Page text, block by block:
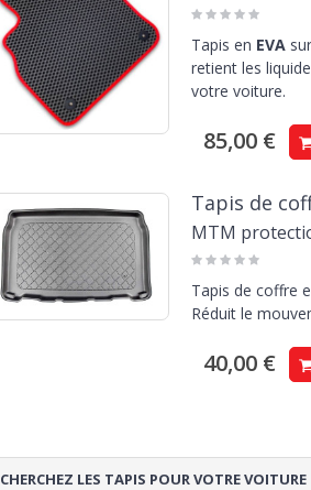
Tapis en EVA
retient les
votre voiture.
85,00 €
Tapis de
MTM
Tapis de coffre
Réduit le
40,00 €
CHERCHEZ LES TAPIS POUR VOTRE VOITURE